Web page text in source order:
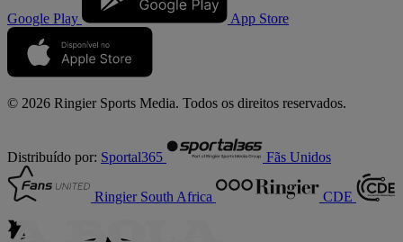
Google Play App Store
© 2026 Ringier Sports Media. Todos os direitos reservados.
Distribuído por: Sportal365 Fãs Unidos
Ringier South Africa CDE